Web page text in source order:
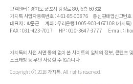
고객센터 : 경기도 군포시 광정로 80, 6층 603호
가치톡 사업자등록번호 : 461-85-00876
통신판매업신고번
대표자 : 박준근
계좌 : 우리은행 1005-903-467108 (가치톡)
FAX : 031-423-7017
HP : 010-3647-3777 E-mail :
가치톡의 사전 서면 동의 없이 본 사이트의 일체의 정보, 콘텐츠
스크래핑 등 무단 사용할 수 없습니다
Copyright ⓒ 2018 가치톡. All rights reserved.